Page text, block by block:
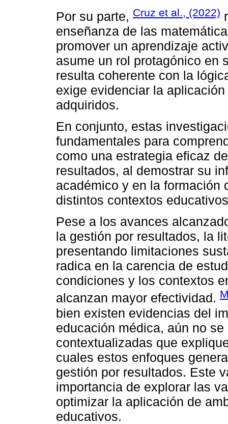
Por su parte, Cruz et al., (2022)
enseñanza de las
promover un aprendizaje
asume un rol protagónico en
resulta coherente con la
exige evidenciar la
adquiridos.
En conjunto, estas
fundamentales para
como una estrategia eficaz
resultados, al demostrar su
académico y en la formación
distintos contextos
Pese a los avances
la gestión por resultados, la
presentando limitaciones
radica en la carencia de
condiciones y los contextos
alcanzan mayor efectividad.
bien existen evidencias del
educación médica, aún no
contextualizadas que
cuales estos enfoques
gestión por resultados. Este
importancia de explorar las
optimizar la aplicación de
educativos.